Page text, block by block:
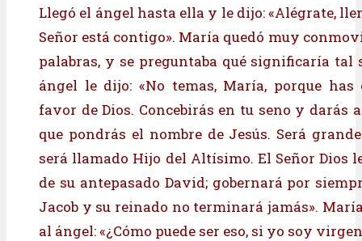
Llegó el ángel hasta ella y le dijo: «Alégrate,
Señor está contigo». María quedó muy
palabras, y se preguntaba qué significaría tal
ángel le dijo: «No temas, María, porque has
favor de Dios. Concebirás en tu seno y darás
que pondrás el nombre de Jesús. Será
será llamado Hijo del Altísimo. El Señor Dios
de su antepasado David; gobernará por
Jacob y su reinado no terminará jamás».
al ángel: «¿Cómo puede ser eso, si yo soy